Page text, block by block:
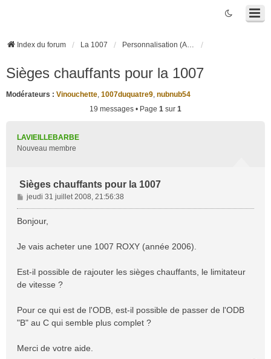
Index du forum La 1007 Personnalisation (Accessoires, Tuning, ...)
Sièges chauffants pour la 1007
Modérateurs : Vinouchette, 1007duquatre9, nubnub54
19 messages • Page 1 sur 1
LAVIEILLEBARBE
Nouveau membre
Sièges chauffants pour la 1007
M
e
s
g
jeudi 31 juillet 2008, 21:56:38
Bonjour,
Je vais acheter une 1007 ROXY (année 2006).
Est-il possible de rajouter les sièges chauffants, le limitateur
de vitesse ?
Pour ce qui est de l'ODB, est-il possible de passer de l'ODB
"B" au C qui semble plus complet ?
Merci de votre aide.